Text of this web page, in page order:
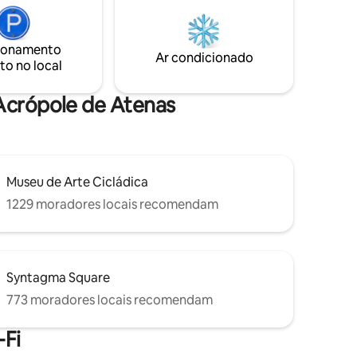
telas
de
casa.
frente para as árvores e com vista
panorâmica para o leste de Atenas. Vai
adorar a vista, a piscina, a privacidade, a
luz abundante, as árvores das colinas, a
no local
Ar condicionado
de Atenas
Museu de Arte Cicládica
1229 moradores locais recomendam
Syntagma Square
773 moradores locais recomendam